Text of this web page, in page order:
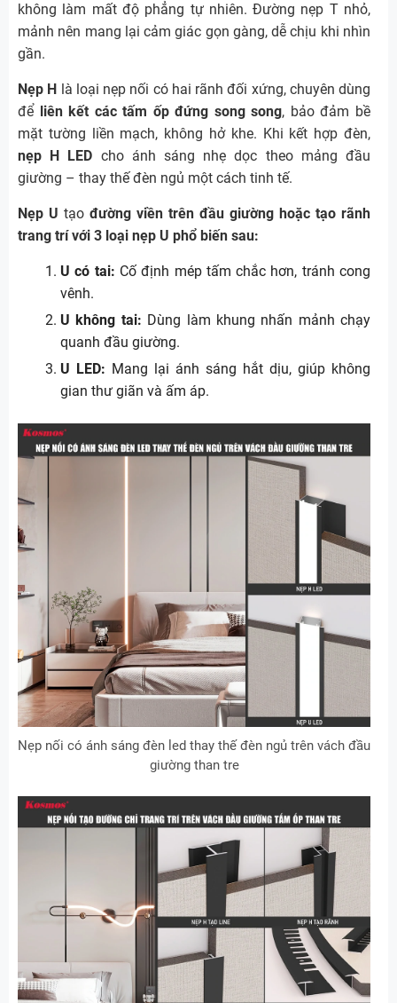
không làm mất độ phẳng tự nhiên. Đường nẹp T nhỏ,
mảnh nên mang lại cảm giác gọn gàng, dễ chịu khi nhìn
gần.
Nẹp H là loại nẹp nối có hai rãnh đối xứng, chuyên dùng
để liên kết các tấm ốp đứng song song, bảo đảm bề
mặt tường liền mạch, không hở khe. Khi kết hợp đèn,
nẹp H LED cho ánh sáng nhẹ dọc theo mảng đầu
giường – thay thế đèn ngủ một cách tinh tế.
Nẹp U tạo đường viền trên đầu giường hoặc tạo rãnh
trang trí với 3 loại nẹp U phổ biến sau:
U có tai: Cố định mép tấm chắc hơn, tránh cong
vênh.
U không tai: Dùng làm khung nhấn mảnh chạy
quanh đầu giường.
U LED: Mang lại ánh sáng hắt dịu, giúp không
gian thư giãn và ấm áp.
Nẹp nối có ánh sáng đèn led thay thế đèn ngủ trên vách đầu
giường than tre